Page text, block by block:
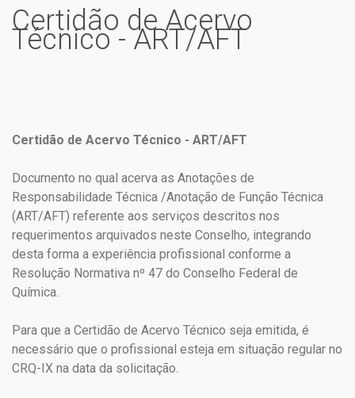
Certidão de Acervo
Técnico - ART/AFT
Certidão de Acervo Técnico - ART/AFT
Documento no qual acerva as Anotações de
Responsabilidade Técnica /Anotação de Função Técnica
(ART/AFT) referente aos serviços descritos nos
requerimentos arquivados neste Conselho, integrando
desta forma a experiência profissional conforme a
Resolução Normativa nº 47 do Conselho Federal de
Química.
Para que a Certidão de Acervo Técnico seja emitida, é
necessário que o profissional esteja em situação regular no
CRQ-IX na data da solicitação.